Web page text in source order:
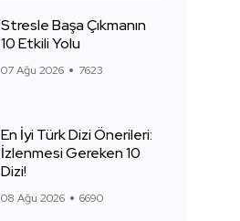
Stresle Başa Çıkmanın
10 Etkili Yolu
07 Ağu 2026 7623
En İyi Türk Dizi Önerileri:
İzlenmesi Gereken 10
Dizi!
08 Ağu 2026 6690